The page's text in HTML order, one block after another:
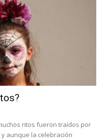
ritos fueron traídos por
aunque la celebración